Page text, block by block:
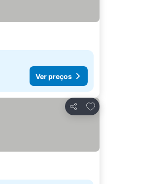
Ver preços
Partilhar
Adicionar aos favoritos